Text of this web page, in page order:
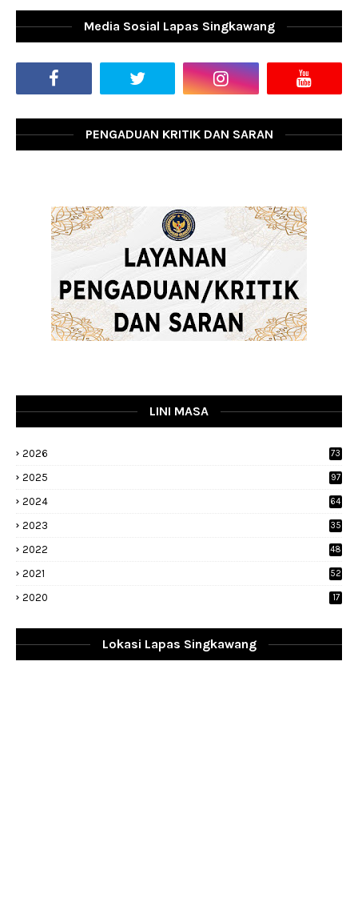
Media Sosial Lapas Singkawang
PENGADUAN KRITIK DAN SARAN
LINI MASA
2026 73
2025 97
2024 64
2023
35
2022
48
2021 52
2020 17
Lokasi Lapas Singkawang